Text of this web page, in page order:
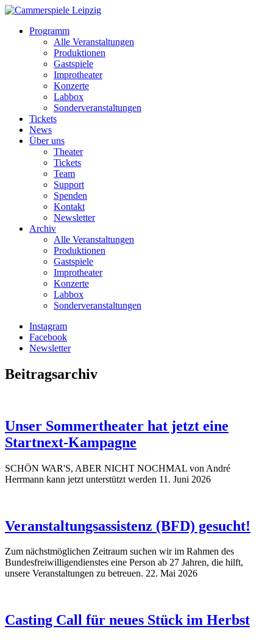
Programm
Alle Veranstaltungen
Produktionen
Gastspiele
Improtheater
Konzerte
Labbox
Sonderveranstaltungen
Tickets
News
Über uns
Theater
Tickets
Team
Support
Spenden
Kontakt
Newsletter
Archiv
Alle Veranstaltungen
Produktionen
Gastspiele
Improtheater
Konzerte
Labbox
Sonderveranstaltungen
Instagram
Facebook
Newsletter
Beitragsarchiv
Unser Sommertheater hat jetzt eine
Startnext-Kampagne
SCHÖN WAR'S, ABER NICHT NOCHMAL von André
Herrmann kann jetzt unterstützt werden 11. Juni 2026
Veranstaltungsassistenz (BFD) gesucht!
Zum nächstmöglichen Zeitraum suchen wir im Rahmen des
Bundesfreiwilligendienstes eine Person ab 27 Jahren, die hilft,
unsere Veranstaltungen zu betreuen. 22. Mai 2026
Casting Call für neues Stück im Herbst